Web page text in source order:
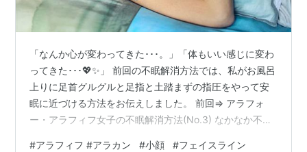
「なんか心が変わってきた･･･。」「体もいい感じに変わ
ってきた･･･💖✨」 前回の不眠解消方法では、私がお風呂
上りに足首グルグルと足指と土踏まずの指圧をやって安
眠に近づける方法をお伝えしました。 前回⇒ アラフォ
ー・アラフィフ女子の不眠解消方法(No.3) なかなか不眠
#アラフィフ #アラカン #小顔 #フェイスライン